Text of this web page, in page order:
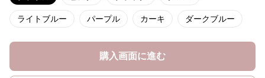
ライトブルー パープル カーキ ダークブルー
購入画面に進む